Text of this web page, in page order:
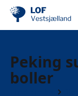
Peking
boller